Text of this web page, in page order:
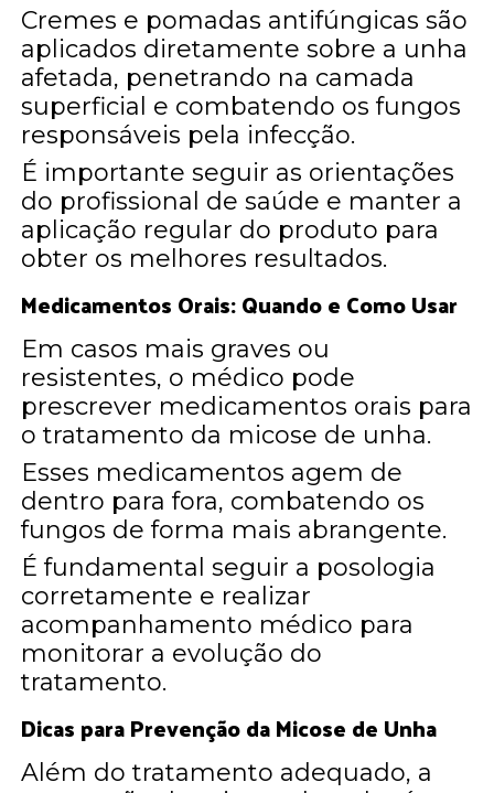
Cremes e pomadas antifúngicas são
aplicados diretamente sobre a unha
afetada, penetrando na camada
superficial e combatendo os fungos
responsáveis pela infecção.
É importante seguir as orientações
do profissional de saúde e manter a
aplicação regular do produto para
obter os melhores resultados.
Medicamentos Orais: Quando e Como Usar
Em casos mais graves ou
resistentes, o médico pode
prescrever medicamentos orais para
o tratamento da micose de unha.
Esses medicamentos agem de
dentro para fora, combatendo os
fungos de forma mais abrangente.
É fundamental seguir a posologia
corretamente e realizar
acompanhamento médico para
monitorar a evolução do
tratamento.
Dicas para Prevenção da Micose de Unha
Além do tratamento adequado, a